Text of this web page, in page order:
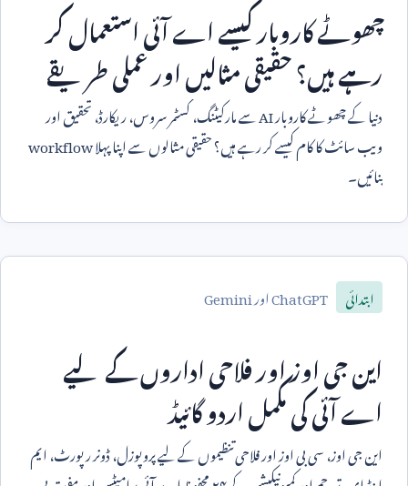
چھوٹے کاروبار کیسے اے آئی استعمال کر
رہے ہیں؟ حقیقی مثالیں اور عملی طریقے
دنیا کے چھوٹے کاروبارAIسے مارکیٹنگ، کسٹمر سروس، ریکارڈ، تحقیق اور
ویب سائٹ کا کام کیسے کر رہے ہیں؟ حقیقی مثالوں سے اپنا پہلاworkflow
بنائیں۔
ابتدائی ChatGPTاورGemini
این جی اوز اور فلاحی اداروں کے لیے
اے آئی کی مکمل اردو گائیڈ
این جی اوز، سی بی اوز اور فلاحی تنظیموں کے لیے پروپوزل، ڈونر رپورٹ، ایم